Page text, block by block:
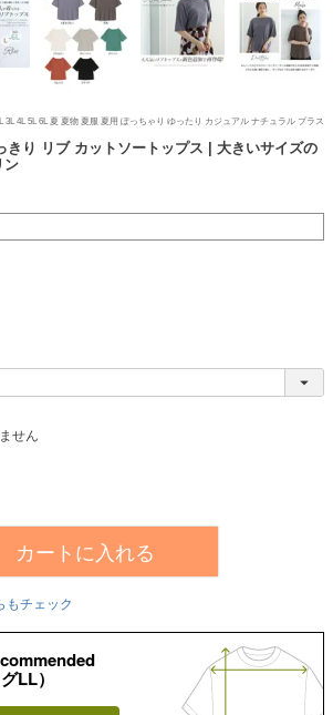
4L 5L 6L 夏 夏物 夏服 夏用 ぽっちゃり ゆったり カジュアル ナチュラル プラス
きり リブ カットソートップス | 大きいサイズの
ン
せん
カートに入れる
もチェック
LL）